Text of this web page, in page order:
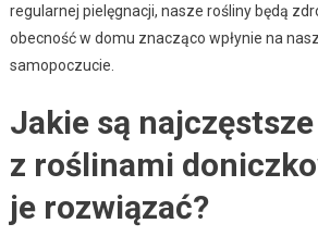
regularnej pielęgnacji, nasze rośliny będą
obecność w domu znacząco wpłynie na
samopoczucie.
Jakie są
z roślinami
je rozwiązać?